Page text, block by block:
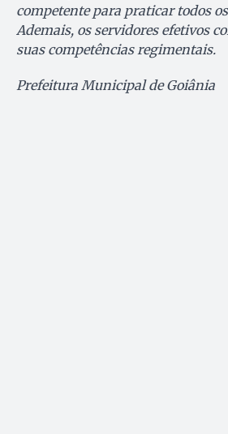
competente para praticar todos
Ademais, os servidores efetivos
suas competências regimentais.
Prefeitura Municipal de Goiânia